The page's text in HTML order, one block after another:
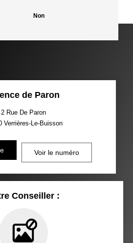
Non
de Paron
2 Rue De Paron
Verrières-Le-Buisson
Voir le numéro
Conseiller :